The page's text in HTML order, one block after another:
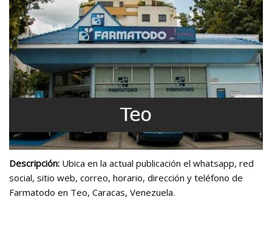
Descripción: Ubica en la actual publicación el whatsapp, red
social, sitio web, correo, horario, dirección y teléfono de
Farmatodo en Teo, Caracas, Venezuela.